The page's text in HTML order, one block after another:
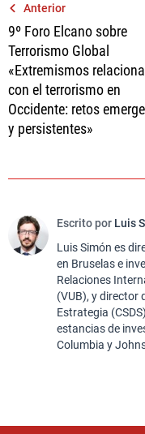
Navegación
de
entradas
Anterior
9º Foro Elcano sobre
Terrorismo Global
«Extremismos
con el terrorismo en
Occidente: retos
y persistentes»
Escrito por Luis
Luis Simón es
en Bruselas e
Relaciones
(VUB), y director
Estrategia
estancias de
Columbia y